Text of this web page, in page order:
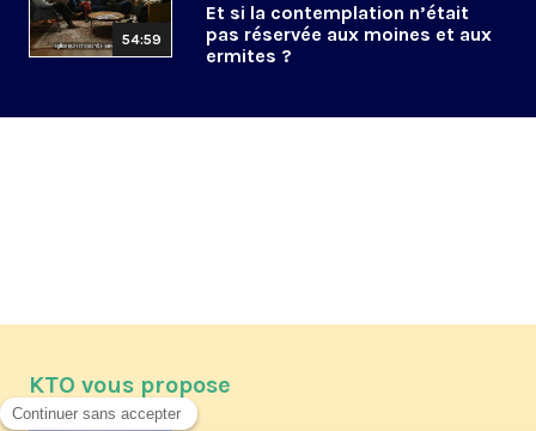
54:59
Et si la contemplation n’était
pas réservée aux moines et aux
ermites ?
KTO vous propose